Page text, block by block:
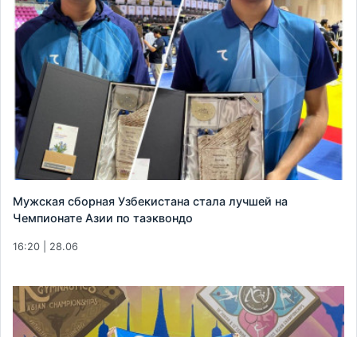
Мужская сборная Узбекистана стала лучшей на
Чемпионате Азии по таэквондо
16:20 | 28.06